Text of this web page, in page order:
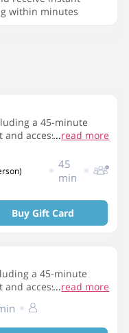
within minutes
a 45-minute
and access to the
...read more
45
min
Buy Gift Card
a 45-minute
and access to the
...read more